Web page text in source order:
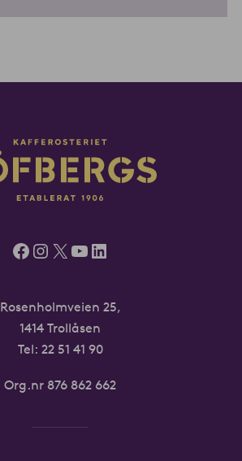
Facebook
Instagram
X YouTube
LinkedIn
Rosenholmveien 25,
1414 Trollåsen
Tel: 22 51 41 90
Org.nr 876 862 662